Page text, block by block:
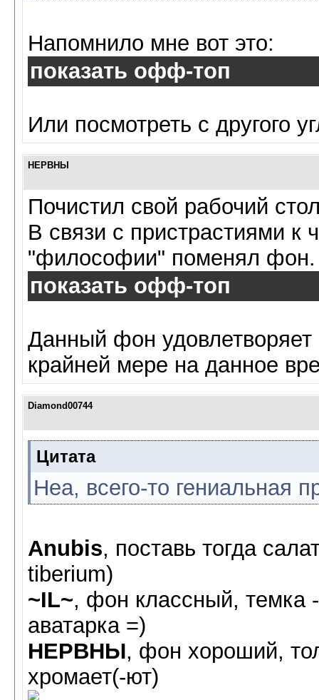
Напомнило мне вот это:
показать офф-топ
Или посмотреть с другого
НЕРВНЫ
Почистил свой рабочий
В связи с пристрастиями к
"философии" поменял фон.
показать офф-топ
Данный фон
крайней мере на данное
Diamond00744
Цитата
Неа, всего-то гениальная
Anubis, поставь тогда
tiberium)
~IL~, фон классный, темка
аватарка =)
НЕРВНЫ, фон хороший,
хромает(-ют)